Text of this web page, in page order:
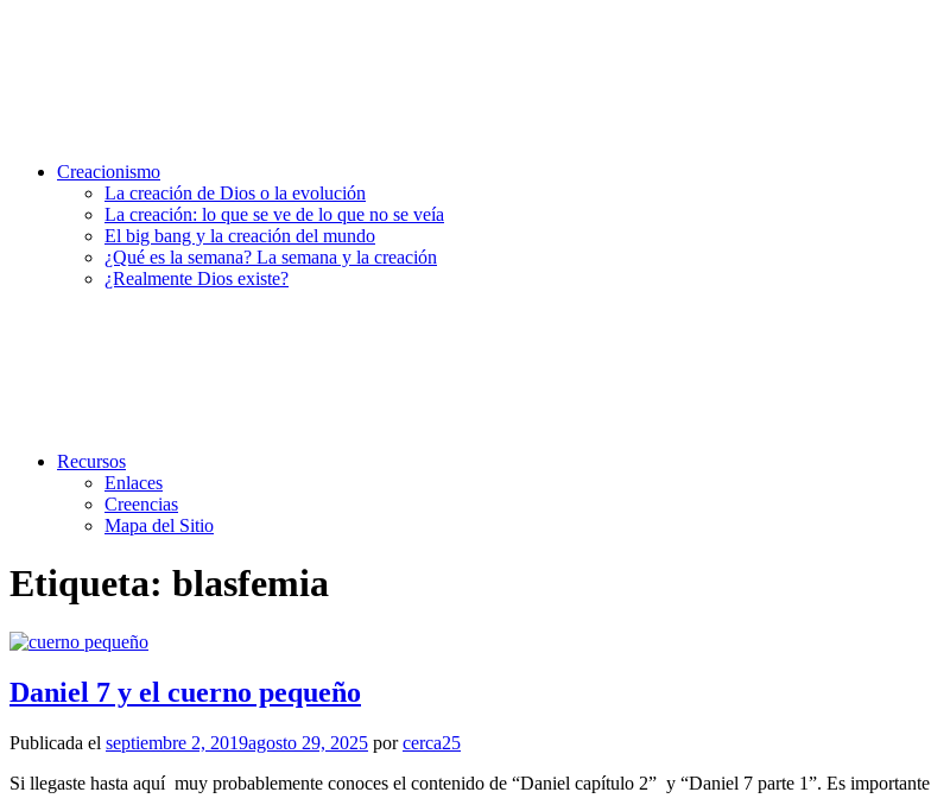
Creacionismo
La creación de Dios o la evolución
La creación: lo que se ve de lo que no se veía
El big bang y la creación del mundo
¿Qué es la semana? La semana y la creación
¿Realmente Dios existe?
Recursos
Enlaces
Creencias
Mapa del Sitio
Etiqueta: blasfemia
Daniel 7 y el cuerno pequeño
Publicada el septiembre 2, 2019agosto 29, 2025 porcerca25
Si llegaste hasta aquí muy probablemente conoces el contenido de “Daniel capítulo 2” y “Daniel 7 parte 1”. Es importante